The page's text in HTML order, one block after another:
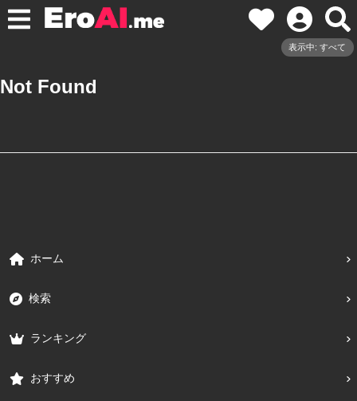
表示中: すべて
Not Found
ホーム
検索
ランキング
おすすめ